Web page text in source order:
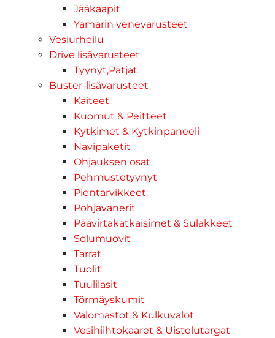
Jääkaapit
Yamarin venevarusteet
Vesiurheilu
Drive lisävarusteet
Tyynyt,Patjat
Buster-lisävarusteet
Kaiteet
Kuomut & Peitteet
Kytkimet & Kytkinpaneeli
Navipaketit
Ohjauksen osat
Pehmustetyynyt
Pientarvikkeet
Pohjavanerit
Päävirtakatkaisimet & Sulakkeet
Solumuovit
Tarrat
Tuolit
Tuulilasit
Törmäyskumit
Valomastot & Kulkuvalot
Vesihiihtokaaret & Uistelutargat